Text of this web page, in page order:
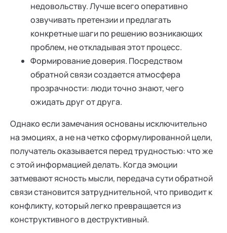
недовольству. Лучше всего оперативно
озвучивать претензии и предлагать
конкретные шаги по решению возникающих
проблем, не откладывая этот процесс.
Формирование доверия. Посредством
обратной связи создается атмосфера
прозрачности: люди точно знают, чего
ожидать друг от друга.
Однако если замечания основаны исключительно
на эмоциях, а не на четко сформулированной цели,
получатель оказывается перед трудностью: что же
с этой информацией делать. Когда эмоции
затмевают ясность мысли, передача сути обратной
связи становится затруднительной, что приводит к
конфликту, который легко превращается из
конструктивного в деструктивный.